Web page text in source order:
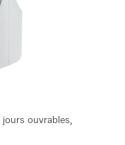
jours ouvrables,